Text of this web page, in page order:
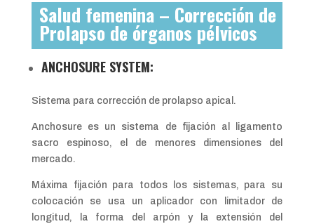
Salud femenina – Corrección de
Prolapso de órganos pélvicos
ANCHOSURE SYSTEM:
Sistema para corrección de prolapso apical.
Anchosure es un sistema de fijación al ligamento
sacro espinoso, el de menores dimensiones del
mercado.
Máxima fijación para todos los sistemas, para su
colocación se usa un aplicador con limitador de
longitud, la forma del arpón y la extensión del